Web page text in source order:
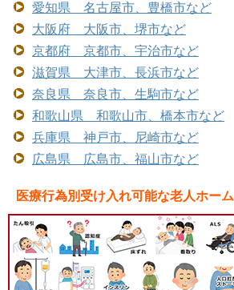
愛知県 名古屋市、豊橋市など
大阪府 大阪市、堺市など
京都府 京都市、宇治市など
滋賀県 大津市、長浜市など
奈良県 奈良市、生駒市など
和歌山県 和歌山市、橋本市など
兵庫県 神戸市、尼崎市など
広島県 広島市、福山市など
医療行為別受け入れ可能な老人ホーム